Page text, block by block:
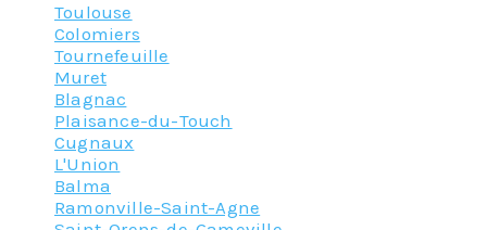
Toulouse
Colomiers
Tournefeuille
Muret
Blagnac
Plaisance-du-Touch
Cugnaux
L'Union
Balma
Ramonville-Saint-Agne